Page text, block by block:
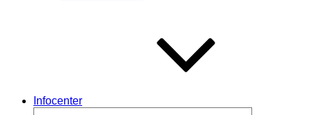
Infocenter